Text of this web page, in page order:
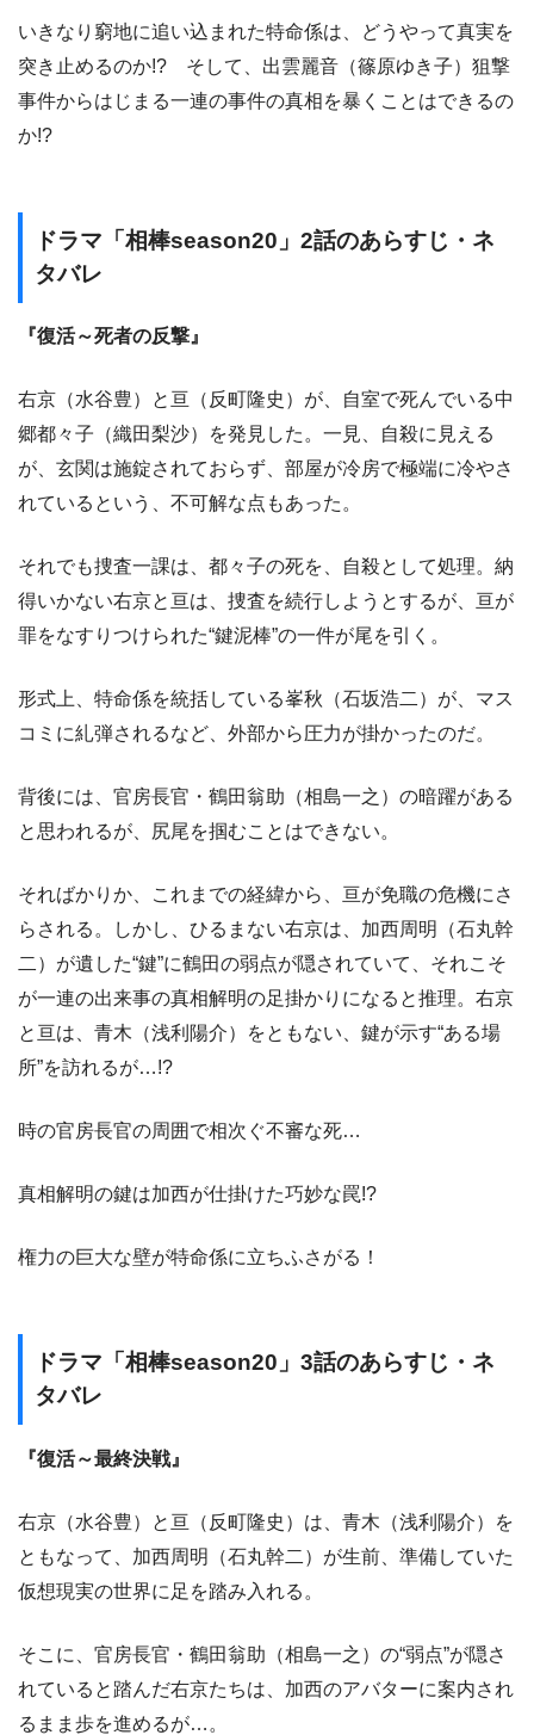
いきなり窮地に追い込まれた特命係は、どうやって真実を
突き止めるのか!? そして、出雲麗音（篠原ゆき子）狙撃
事件からはじまる一連の事件の真相を暴くことはできるの
か!?
ドラマ「相棒season20」2話のあらすじ・ネ
タバレ
『復活～死者の反撃』
右京（水谷豊）と亘（反町隆史）が、自室で死んでいる中
郷都々子（織田梨沙）を発見した。一見、自殺に見える
が、玄関は施錠されておらず、部屋が冷房で極端に冷やさ
れているという、不可解な点もあった。
それでも捜査一課は、都々子の死を、自殺として処理。納
得いかない右京と亘は、捜査を続行しようとするが、亘が
罪をなすりつけられた“鍵泥棒”の一件が尾を引く。
形式上、特命係を統括している峯秋（石坂浩二）が、マス
コミに糺弾されるなど、外部から圧力が掛かったのだ。
背後には、官房長官・鶴田翁助（相島一之）の暗躍がある
と思われるが、尻尾を掴むことはできない。
そればかりか、これまでの経緯から、亘が免職の危機にさ
らされる。しかし、ひるまない右京は、加西周明（石丸幹
二）が遺した“鍵”に鶴田の弱点が隠されていて、それこそ
が一連の出来事の真相解明の足掛かりになると推理。右京
と亘は、青木（浅利陽介）をともない、鍵が示す“ある場
所”を訪れるが…!?
時の官房長官の周囲で相次ぐ不審な死…
真相解明の鍵は加西が仕掛けた巧妙な罠!?
権力の巨大な壁が特命係に立ちふさがる！
ドラマ「相棒season20」3話のあらすじ・ネ
タバレ
『復活～最終決戦』
右京（水谷豊）と亘（反町隆史）は、青木（浅利陽介）を
ともなって、加西周明（石丸幹二）が生前、準備していた
仮想現実の世界に足を踏み入れる。
そこに、官房長官・鶴田翁助（相島一之）の“弱点”が隠さ
れていると踏んだ右京たちは、加西のアバターに案内され
るまま歩を進めるが…。